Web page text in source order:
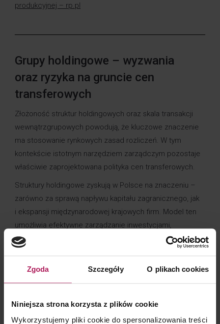
Zgoda Szczegóły O plikach cookies
Niniejsza strona korzysta z plików cookie
Wykorzystujemy pliki cookie do spersonalizowania treści
produkcyjnej – rp.pl
Grupy holdingowe – wyzwania
oraz ryzyka na gruncie cen
transferowych
Złożoność struktur holdingowych oraz skala transakcji
wewnątrzgrupowych powodują, że kluczowe znaczenie
ma stosowanie rynkowych zasad rozliczeń. W tym
kontekście istotnym narzędziem zarządczym pozostaje
właściwie zaprojektowana polityka cen transferowych.
Struktury holdingowe zyskują w Polsce na znaczeniu –
zarówno za sprawą napływu kapitału zagranicznego, jak
i ekspansji międzynarodowej krajowych firm. Model ten
umożliwia efektywne zarządzanie inwestycjami,
konsolidację funkcji strategicznych, elastyczne
Spółka holdingowa pełni funkcję właścicielską
i strategiczną: nadzoruje podmioty zależne, podejmuje
czy restrukturyzacji oraz wyznacza kierunki działania